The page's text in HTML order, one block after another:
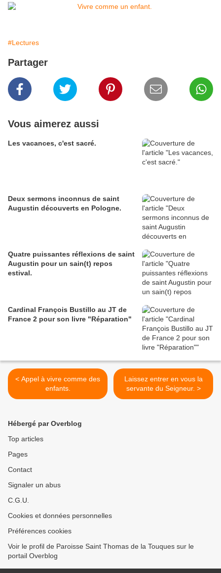
#Lectures
Partager
Vous aimerez aussi
Les vacances, c'est sacré.
Deux sermons inconnus de saint
Augustin découverts en Pologne.
Quatre puissantes réflexions de saint
Augustin pour un sain(t) repos
estival.
Cardinal François Bustillo au JT de
France 2 pour son livre "Réparation"
< Appel à vivre comme des
enfants.
Laissez entrer en vous la
servante du Seigneur. >
Hébergé par Overblog
Top articles
Pages
Contact
Signaler un abus
C.G.U.
Cookies et données personnelles
Préférences cookies
Voir le profil de Paroisse Saint Thomas de la Touques sur le
portail Overblog